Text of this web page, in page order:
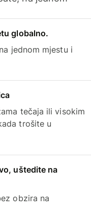
globalno.
jednom mjestu i
tečaja ili visokim
trošite u
uštedite na
obzira na